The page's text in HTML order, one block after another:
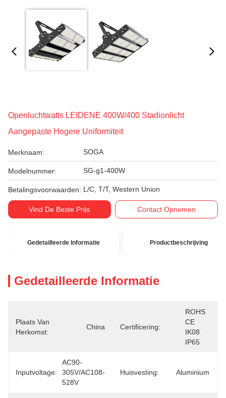
Openluchtwatts LEIDENE 400W/400 Stadionlicht
Aangepaste Hogere Uniformiteit
Merknaam: SOGA
Modelnummer: SG-g1-400W
Betalingsvoorwaarden: L/C, T/T, Western Union
Vind De Beste Prijs Contact Opnemen
Gedetailleerde Informatie Productbeschrijving
Gedetailleerde Informatie
Plaats Van
Herkomst:
China Certificering:
ROHS
CE
IK08
IP65
Inputvoltage:
AC90-
305V/AC108-
528V
Huisvesting: Aluminium